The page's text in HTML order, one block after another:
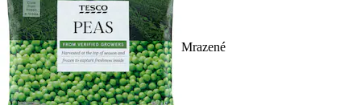
Mrazené